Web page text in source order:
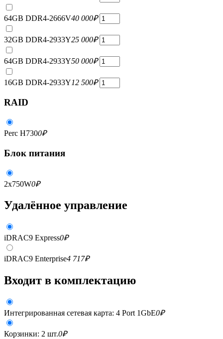
64GB DDR4-2666V40 000₽
32GB DDR4-2933Y25 000₽
64GB DDR4-2933Y50 000₽
16GB DDR4-2933Y12 500₽
RAID
Perc H7300₽
Блок питания
2x750W0₽
Удалённое управление
iDRAC9 Express0₽
iDRAC9 Enterprise4 717₽
Входит в комплектацию
Интегрированная сетевая карта: 4 Port 1GbE0₽
Корзинки: 2 шт.0₽